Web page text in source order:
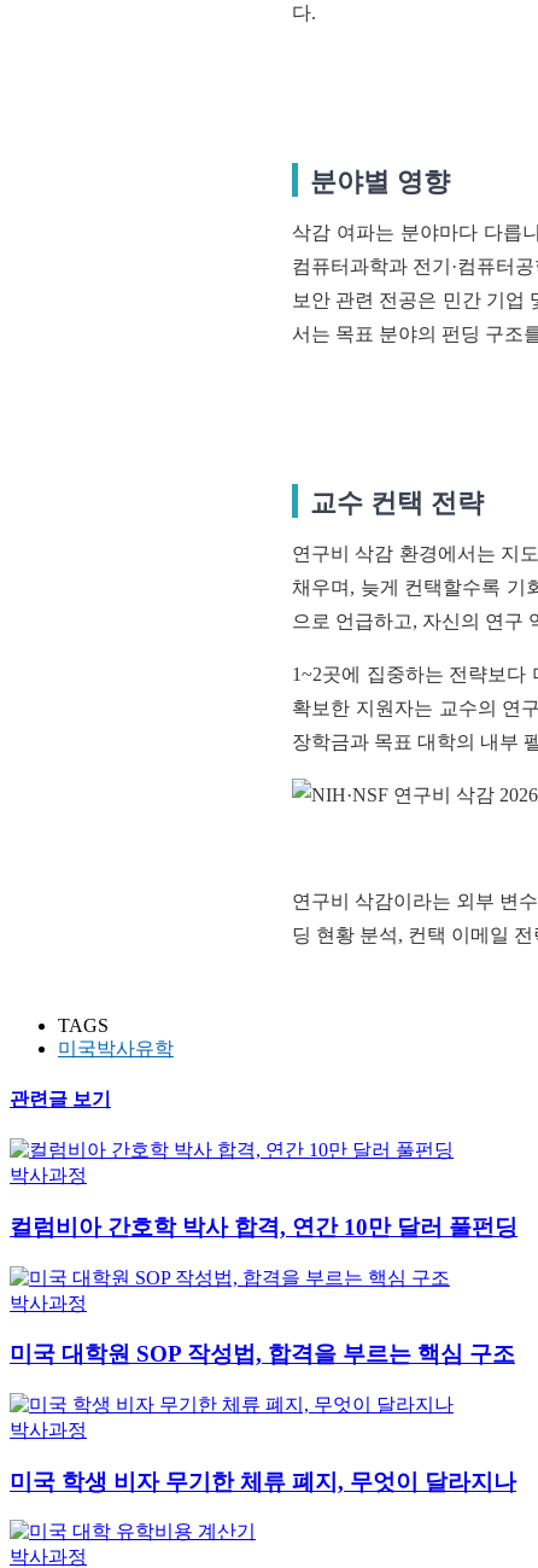
다.
분야별 영향
삭감 여파는 분야마다 다릅
컴퓨터과학과 전기·컴퓨터
보안 관련 전공은 민간 기업
서는 목표 분야의 펀딩 구조
교수 컨택 전략
연구비 삭감 환경에서는 지
채우며, 늦게 컨택할수록 기
으로 언급하고, 자신의 연구
1~2곳에 집중하는 전략보다
확보한 지원자는 교수의 연
장학금과 목표 대학의 내부
연구비 삭감이라는 외부 변
딩 현황 분석, 컨택 이메일
TAGS
미국박사유학
관련글 보기
박사과정
컬럼비아 간호학 박사 합격, 연간 10만 달러 풀펀딩
박사과정
미국 대학원 SOP 작성법, 합격을 부르는 핵심 구조
박사과정
미국 학생 비자 무기한 체류 폐지, 무엇이 달라지나
박사과정